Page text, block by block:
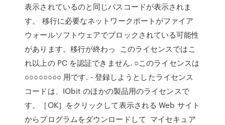
表示されているのと同じパスコードが表示されま
す。 移行に必要なネットワークポートがファイア
ウォールソフトウェアでブロックされている可能性
があります。移行が終わっ このライセンスではこ
れ以上の PC を認証できません. ○このライセンスは
○○○○○○○○ 用です. - 登録しようとしたライセンス
コードは、IObit のほかの製品用のライセンスで
す。［OK］をクリックして表示される Web サイト
からプログラムをダウンロードして マイセキュア